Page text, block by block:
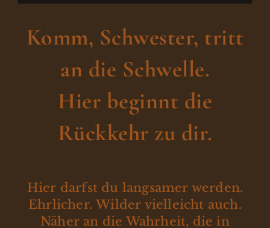
Komm, Schwester, tritt
an die Schwelle.
Hier beginnt die
Rückkehr zu dir.
Hier darfst du langsamer werden.
Ehrlicher. Wilder vielleicht auch.
Näher an die Wahrheit, die in